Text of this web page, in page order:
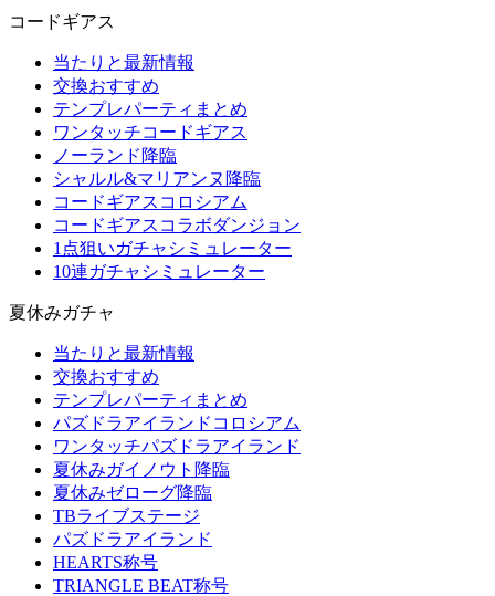
コードギアス
当たりと最新情報
交換おすすめ
テンプレパーティまとめ
ワンタッチコードギアス
ノーランド降臨
シャルル&マリアンヌ降臨
コードギアスコロシアム
コードギアスコラボダンジョン
1点狙いガチャシミュレーター
10連ガチャシミュレーター
夏休みガチャ
当たりと最新情報
交換おすすめ
テンプレパーティまとめ
パズドラアイランドコロシアム
ワンタッチパズドラアイランド
夏休みガイノウト降臨
夏休みゼローグ降臨
TBライブステージ
パズドラアイランド
HEARTS称号
TRIANGLE BEAT称号